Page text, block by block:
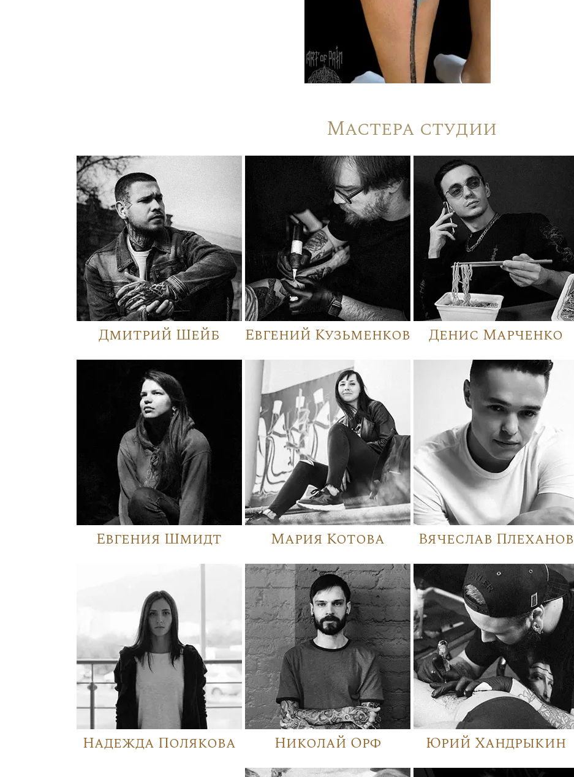
Мастера студии
Дмитрий Шейб Евгений Кузьменков Денис Марченко
Евгения Шмидт Мария Котова Вячеслав Плеханов
Надежда Полякова Николай Орф Юрий Хандрыкин